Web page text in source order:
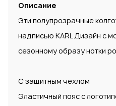
Описание
Эти полупрозрачные
надписью KARL Дизайн с
сезонному образу нотки
С защитным чехлом
Эластичный пояс с